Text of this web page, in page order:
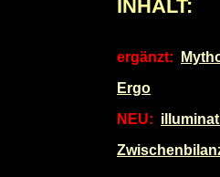
INHALT:
ergänzt:
Ergo
NEU: